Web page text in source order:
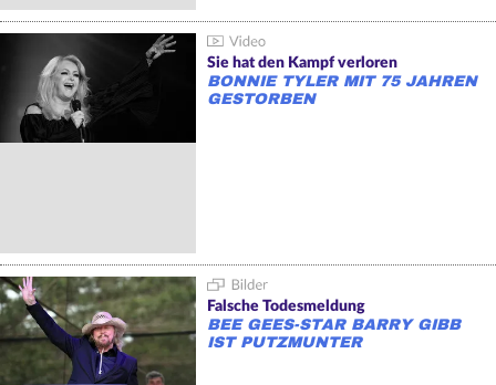
Sie hat den Kampf verloren
BONNIE TYLER MIT 75 JAHREN
GESTORBEN
Falsche Todesmeldung
BEE GEES-STAR BARRY GIBB
IST PUTZMUNTER